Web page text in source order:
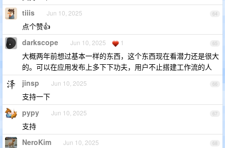
64
tiiis Jun 10, 2025
点个赞👍
65
darkscope Jun 10, 2025 1
大概两年前想过基本一样的东西，这个东西现在看潜力还是很大
的。可以在应用发布上多下下功夫，用户不止搭建工作流的人
66
jinsp Jun 10, 2025
支持一下
67
pypy Jun 10, 2025
支持
68
NeroKim Jun 10, 2025